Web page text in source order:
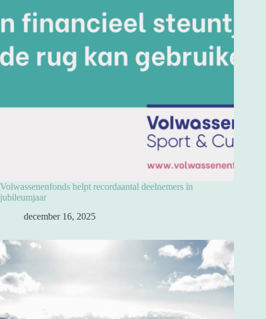
Volwassenenfonds helpt recordaantal deelnemers in
jubileumjaar
december 16, 2025